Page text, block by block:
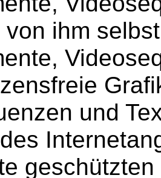
von ihm
und